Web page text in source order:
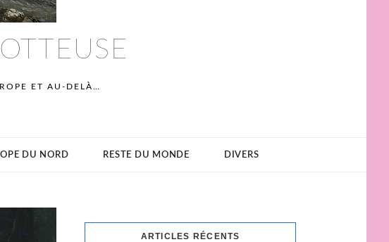
ET AU-DELÀ…
DU NORD RESTE DU MONDE DIVERS
ARTICLES RÉCENTS